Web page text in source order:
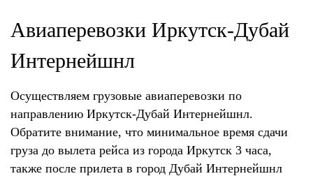
Авиаперевозки Иркутск-Дубай
Интернейшнл
Осуществляем грузовые авиаперевозки по
направлению Иркутск-Дубай Интернейшнл.
Обратите внимание, что минимальное время сдачи
груза до вылета рейса из города Иркутск 3 часа,
также после прилета в город Дубай Интернейшнл